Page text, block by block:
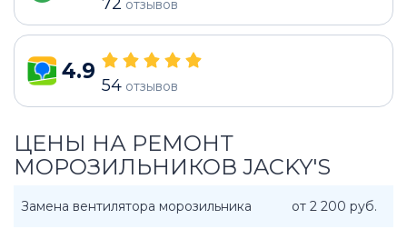
отзывов
4.9
54 отзывов
ЦЕНЫ НА РЕМОНТ
МОРОЗИЛЬНИКОВ JACKY'S
Замена вентилятора морозильника от 2 200 руб.